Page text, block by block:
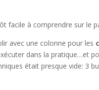
facile à comprendre sur le
avec une colonne pour les
dans la pratique…et
était presque vide: 3